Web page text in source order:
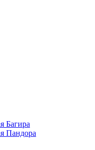
Багира
Пандора